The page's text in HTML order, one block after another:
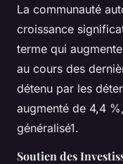
La communauté
croissance
terme qui
au cours des
détenu par les
augmenté de 4,4
généralisé1.
Soutien des